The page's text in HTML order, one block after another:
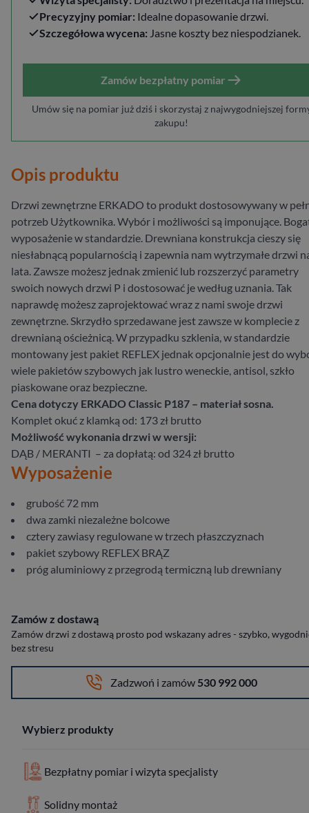
Precyzyjny pomiar: Idealne dopasowanie drzwi.
Szczegółowa wycena: Jasne koszty bez niespodzianek.
Zamów bezpłatny pomiar
Umów się na pomiar już dziś i skorzystaj z najwygodniejszej
zakupu!
Opis produktu
Drzwi zewnętrzne ERKADO to produkt dostosowywany w
potrzeb Użytkownika. Wybór i możliwości są imponujące.
wyposażenie w standardzie. Drewniana konstrukcja cieszy się
niesłabnącą popularnością i zapewnia nam wytrzymałe drzwi
lata. Zawsze możesz jednak zmienić lub rozszerzyć parametry
swoich nowych drzwi P i dostosować je według uznania. Tak
naprawdę możesz zaprojektować wraz z nami swoje drzwi
zewnętrzne. Skrzydło sprzedawane jest zawsze w komplecie z
drewnianą ościeżnicą. W przypadku szklenia, w standardzie
montowany jest pakiet REFLEX jednak opcjonalnie jest do
wiele pakietów szybowych jak lustro weneckie, antisol, szkło
piaskowane oraz bezpieczne.
Cena dotyczy ERKADO Classic P187 – materiał sosna.
Komplet okuć z klamką od: 173 zł brutto
Możliwość wykonania drzwi w wersji:
DĄB / MERANTI – za dopłatą: od 324 zł brutto
Wyposażenie
grubość 72 mm
dwa zamki niezależne bolcowe
cztery zawiasy regulowane w trzech płaszczyznach
pakiet szybowy REFLEX BRĄZ
próg aluminiowy z przegrodą termiczną lub drewniany
Zamów z dostawą
Zamów drzwi z dostawą prosto pod wskazany adres - szybko,
bez stresu
Zadzwoń i zamów 530 992 000
Wybierz produkty
Bezpłatny pomiar i wizyta specjalisty
Solidny montaż